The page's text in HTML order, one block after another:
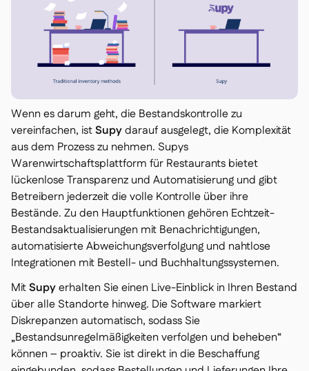
Wenn es darum geht, die Bestandskontrolle zu
vereinfachen, istSupydarauf ausgelegt, die Komplexität
aus dem Prozess zu nehmen. Supys
Warenwirtschaftsplattform für Restaurants bietet
lückenlose Transparenz und Automatisierung und gibt
Betreibern jederzeit die volle Kontrolle über ihre
Bestände. Zu den Hauptfunktionen gehören Echtzeit-
Bestandsaktualisierungen mit Benachrichtigungen,
automatisierte Abweichungsverfolgung und nahtlose
Integrationen mit Bestell- und Buchhaltungssystemen.
MitSupyerhalten Sie einen Live-Einblick in Ihren Bestand
über alle Standorte hinweg. Die Software markiert
Diskrepanzen automatisch, sodass Sie
„Bestandsunregelmäßigkeiten verfolgen und beheben“
können – proaktiv. Sie ist direkt in die Beschaffung